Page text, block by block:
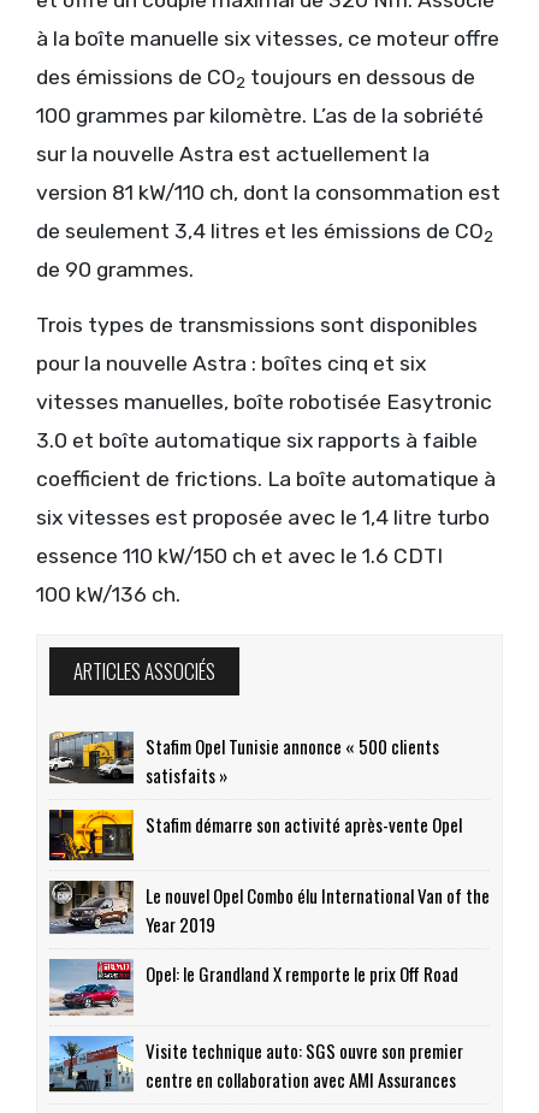
à la boîte manuelle six vitesses, ce moteur offre
des émissions de CO2 toujours en dessous de
100 grammes par kilomètre. L’as de la sobriété
sur la nouvelle Astra est actuellement la
version 81 kW/110 ch, dont la consommation est
de seulement 3,4 litres et les émissions de CO2
de 90 grammes.
Trois types de transmissions sont disponibles
pour la nouvelle Astra : boîtes cinq et six
vitesses manuelles, boîte robotisée Easytronic
3.0 et boîte automatique six rapports à faible
coefficient de frictions. La boîte automatique à
six vitesses est proposée avec le 1,4 litre turbo
essence 110 kW/150 ch et avec le 1.6 CDTI
100 kW/136 ch.
ARTICLES ASSOCIÉS
Stafim Opel Tunisie annonce « 500 clients
satisfaits »
Stafim démarre son activité après-vente Opel
Le nouvel Opel Combo élu International Van of the
Year 2019
Opel: le Grandland X remporte le prix Off Road
Visite technique auto: SGS ouvre son premier
centre en collaboration avec AMI Assurances